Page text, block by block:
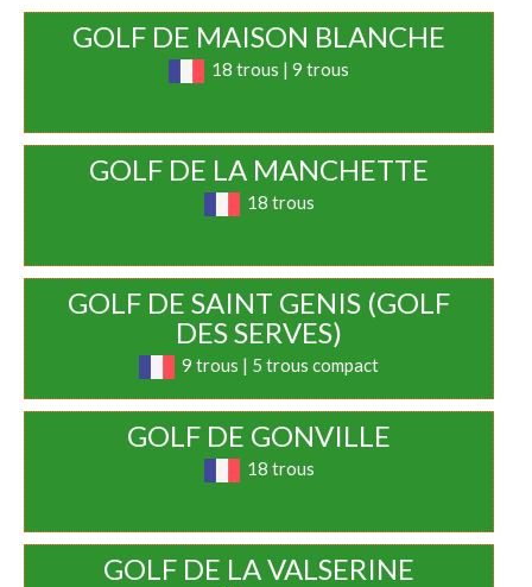
GOLF DE MAISON BLANCHE
18 trous | 9 trous
GOLF DE LA MANCHETTE
18 trous
GOLF DE SAINT GENIS (GOLF
DES SERVES)
9 trous | 5 trous compact
GOLF DE GONVILLE
18 trous
GOLF DE LA VALSERINE